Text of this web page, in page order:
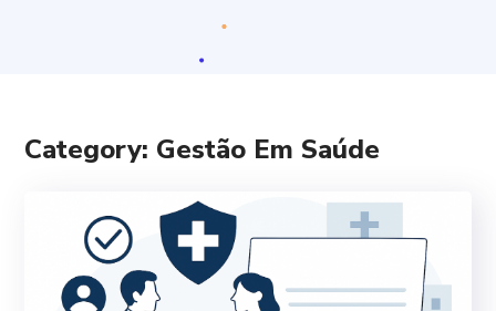
Category: Gestão Em Saúde